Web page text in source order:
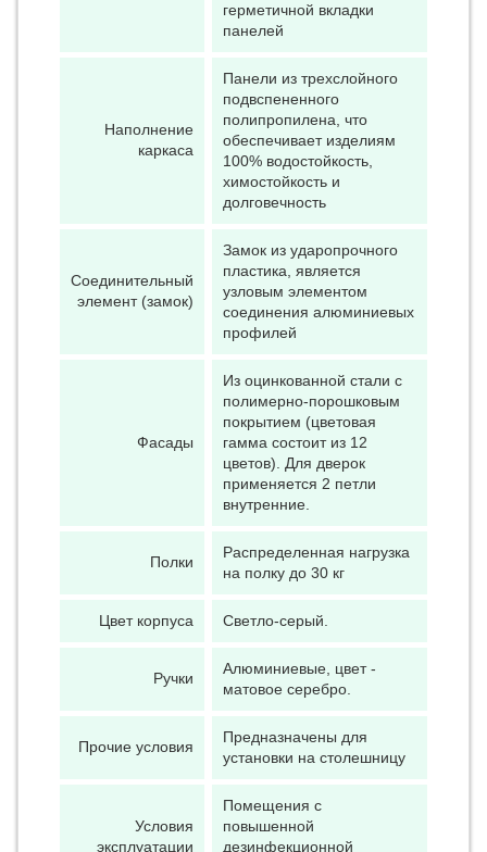
герметичной вкладки
панелей
Наполнение
каркаса
Панели из трехслойного
подвспененного
полипропилена, что
обеспечивает изделиям
100% водостойкость,
химостойкость и
долговечность
Соединительный
элемент (замок)
Замок из ударопрочного
пластика, является
узловым элементом
соединения алюминиевых
профилей
Фасады
Из оцинкованной стали с
полимерно-порошковым
покрытием (цветовая
гамма состоит из 12
цветов). Для дверок
применяется 2 петли
внутренние.
Полки
Распределенная нагрузка
на полку до 30 кг
Цвет корпуса Светло-серый.
Ручки
Алюминиевые, цвет -
матовое серебро.
Прочие условия
Предназначены для
установки на столешницу
Условия
эксплуатации
Помещения с
повышенной
дезинфекционной